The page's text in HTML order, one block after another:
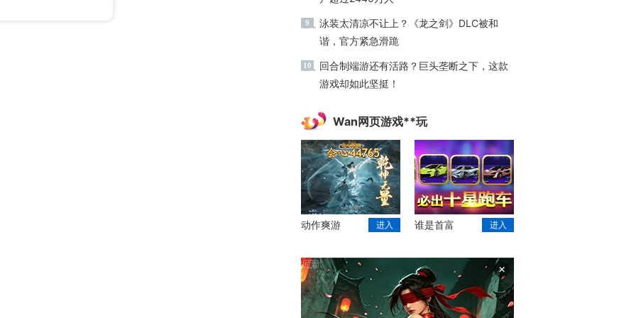
9
泳装太清凉不让上？《龙之剑》DLC被和
谐，官方紧急滑跪
10
回合制端游还有活路？巨头垄断之下，这款
游戏却如此坚挺！
Wan网页游戏**玩
动作爽游 进入 谁是首富 进入
×